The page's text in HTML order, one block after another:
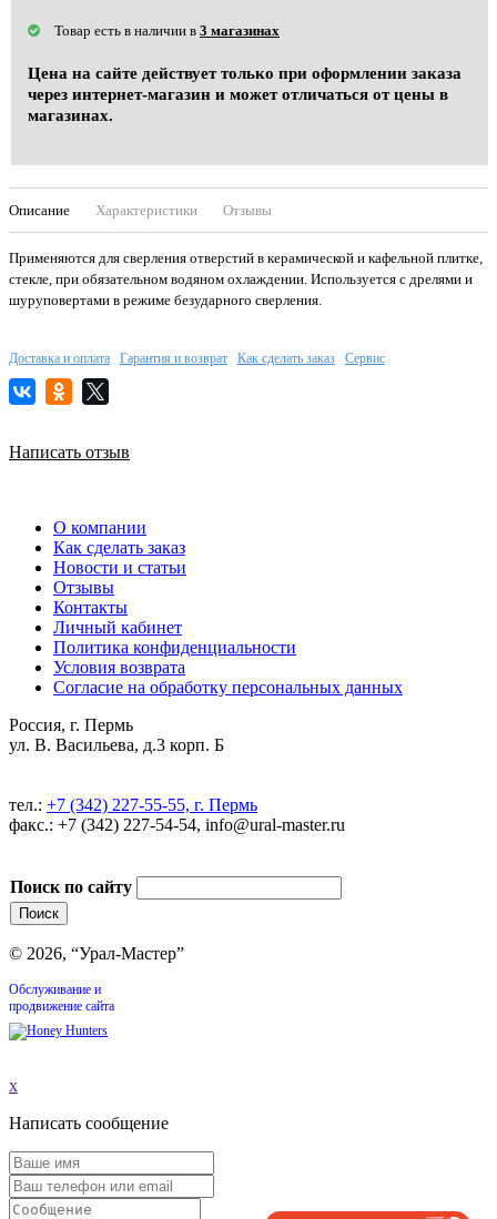
Товар есть в наличии в 3 магазинах
Цена на сайте действует только при оформлении заказа
через интернет-магазин и может отличаться от цены в
магазинах.
Описание Характеристики Отзывы
Применяются для сверления отверстий в керамической и кафельной плитке,
стекле, при обязательном водяном охлаждении. Используется с дрелями и
шуруповертами в режиме безударного сверления.
Доставка и оплата Гарантия и возврат Как сделать заказ Сервис
Написать отзыв
О компании
Как сделать заказ
Новости и статьи
Отзывы
Контакты
Личный кабинет
Политика конфиденциальности
Условия возврата
Согласие на обработку персональных данных
Россия, г. Пермь
ул. В. Васильева, д.3 корп. Б
тел.: +7 (342) 227-55-55, г. Пермь
факс.: +7 (342) 227-54-54, info@ural-master.ru
Поиск по сайту
© 2026, “Урал-Мастер”
Обслуживание и
продвижение сайта
x
Написать сообщение